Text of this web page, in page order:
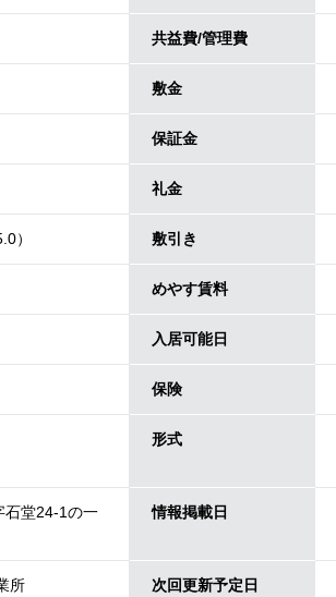
共益費/管理費
敷金
保証金
礼金
） 敷引き
めやす賃料
入居可能日
保険
形式
石堂24-1の一
情報掲載日
所 次回更新予定日